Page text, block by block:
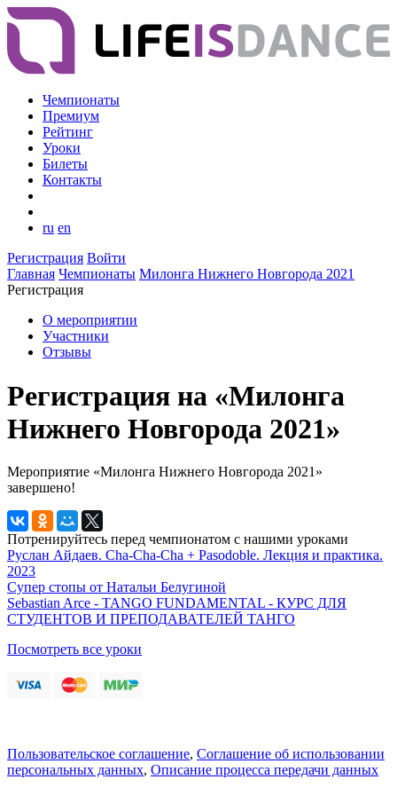
Чемпионаты
Премиум
Рейтинг
Уроки
Билеты
Контакты
ru en
Регистрация Войти
Главная Чемпионаты Милонга Нижнего Новгорода 2021
Регистрация
О мероприятии
Участники
Отзывы
Регистрация на «Милонга
Нижнего Новгорода 2021»
Мероприятие «Милонга Нижнего Новгорода 2021»
завершено!
Потренируйтесь перед чемпионатом с нашими уроками
Руслан Айдаев. Cha-Cha-Cha + Pasodoble. Лекция и практика.
2023
Супер стопы от Натальи Белугиной
Sebastian Arce - TANGO FUNDAMENTAL - КУРС ДЛЯ
СТУДЕНТОВ И ПРЕПОДАВАТЕЛЕЙ ТАНГО
Посмотреть все уроки
Пользовательское соглашение, Соглашение об использовании
персональных данных, Описание процесса передачи данных